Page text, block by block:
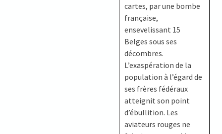
cartes, par une bombe
française,
ensevelissant 15
Belges sous ses
décombres.
L’exaspération de la
population à l’égard de
ses frères fédéraux
atteignit son point
d’ébullition. Les
aviateurs rouges ne